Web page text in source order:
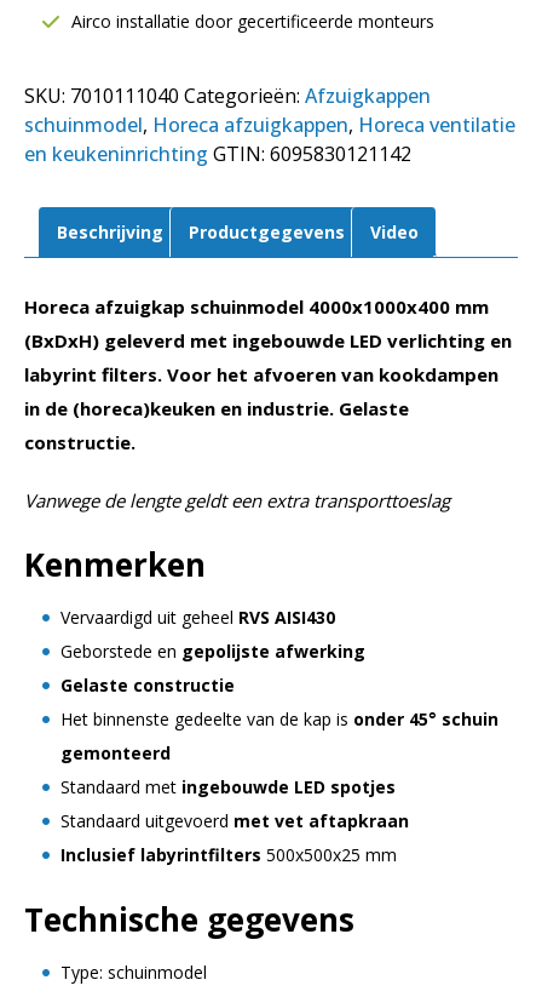
LED
Gelaste
constructie
aantal
Airco installatie door gecertificeerde monteurs
SKU: 7010111040 Categorieën: Afzuigkappen
schuinmodel, Horeca afzuigkappen, Horeca ventilatie
en keukeninrichting GTIN: 6095830121142
Beschrijving Productgegevens Video
Horeca afzuigkap schuinmodel 4000x1000x400 mm
(BxDxH) geleverd met ingebouwde LED verlichting en
labyrint filters. Voor het afvoeren van kookdampen
in de (horeca)keuken en industrie. Gelaste
constructie.
Vanwege de lengte geldt een extra transporttoeslag
Kenmerken
Vervaardigd uit geheel RVS AISI430
Geborstede en gepolijste afwerking
Gelaste constructie
Het binnenste gedeelte van de kap is onder 45° schuin
gemonteerd
Standaard met ingebouwde LED spotjes
Standaard uitgevoerd met vet aftapkraan
Inclusief labyrintfilters 500x500x25 mm
Technische gegevens
Type: schuinmodel